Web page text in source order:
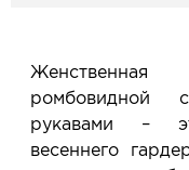
Услуга
примеряете в
покупать или нет.
Планируйте визит
резерв действует 5
ромбовидной
рукавами –
весеннего